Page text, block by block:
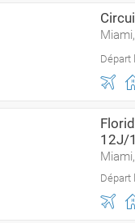
Départ
12J/
Départ